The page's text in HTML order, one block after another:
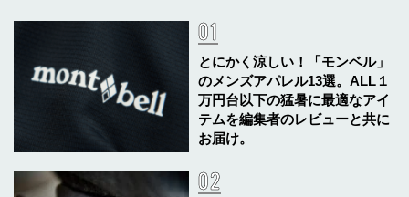
とにかく涼しい！「モンベル」
のメンズアパレル13選。ALL１
万円台以下の猛暑に最適なアイ
テムを編集者のレビューと共に
お届け。